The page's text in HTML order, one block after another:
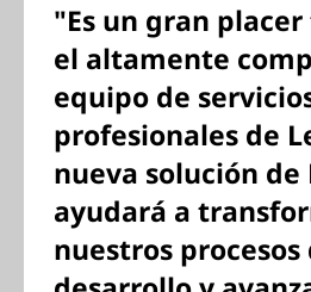
"Es un gran
el altamente
equipo de
profesionales de
nueva solución de
ayudará a
nuestros procesos